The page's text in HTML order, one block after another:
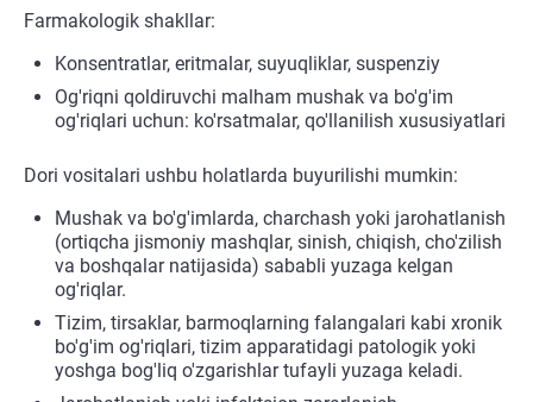
Farmakologik shakllar:
Konsentratlar, eritmalar, suyuqliklar, suspenziy
Og'riqni qoldiruvchi malham mushak va bo'g'im
og'riqlari uchun: ko'rsatmalar, qo'llanilish xususiyatlari
Dori vositalari ushbu holatlarda buyurilishi mumkin:
Mushak va bo'g'imlarda, charchash yoki jarohatlanish
(ortiqcha jismoniy mashqlar, sinish, chiqish, cho'zilish
va boshqalar natijasida) sababli yuzaga kelgan
og'riqlar.
Tizim, tirsaklar, barmoqlarning falangalari kabi xronik
bo'g'im og'riqlari, tizim apparatidagi patologik yoki
yoshga bog'liq o'zgarishlar tufayli yuzaga keladi.